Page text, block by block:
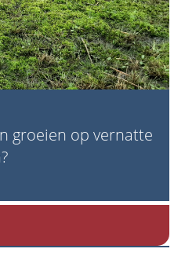
groeien op vernatte